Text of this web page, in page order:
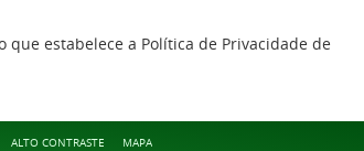
que estabelece a Política de Privacidade de
ALTO CONTRASTE MAPA